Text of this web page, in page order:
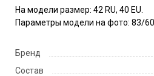
На модели размер: 42 RU, 40 EU.
Параметры модели на фото: 83/
Бренд
Состав